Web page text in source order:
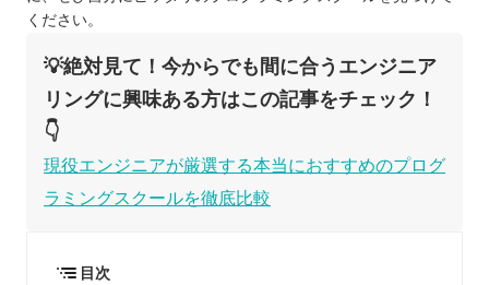
ください。
💡絶対見て！今からでも間に合うエンジニア
リングに興味ある方はこの記事をチェック！
👇
現役エンジニアが厳選する本当におすすめのプログ
ラミングスクールを徹底比較
目次